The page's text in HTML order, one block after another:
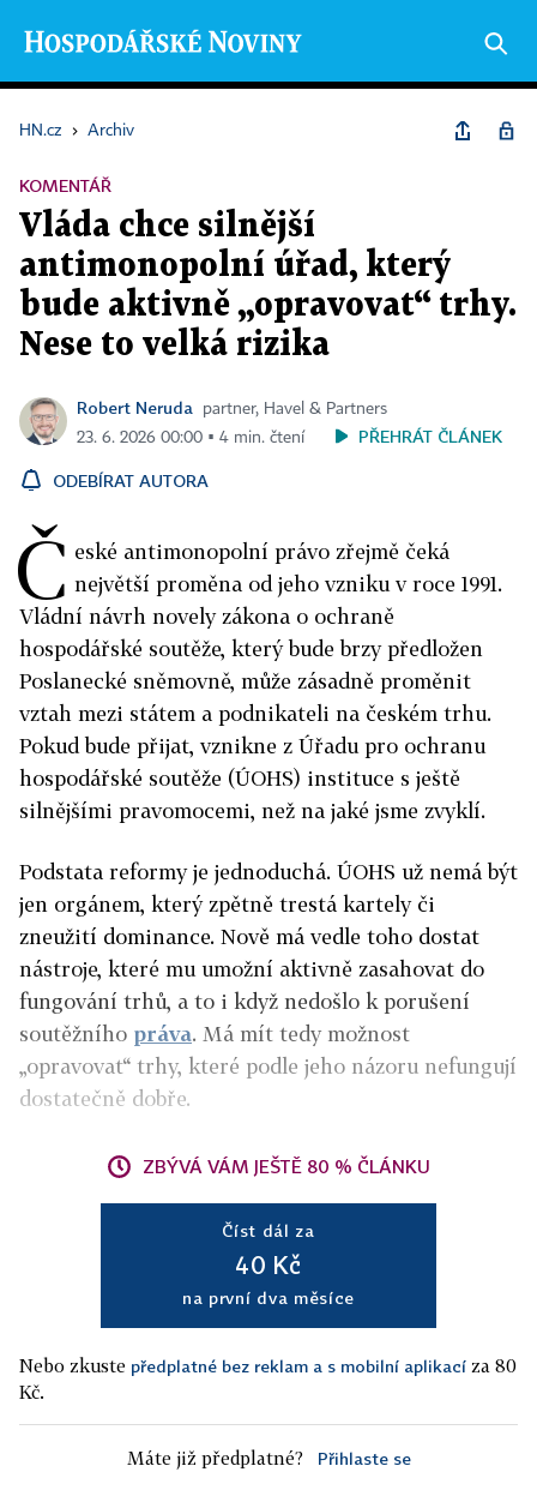
HN.cz › Archiv
KOMENTÁŘ
Vláda chce silnější
antimonopolní úřad, který
bude aktivně „opravovat“ trhy.
Nese to velká rizika
Robert Neruda
partner, Havel & Partners
23. 6. 2026 00:00 ▪ 4 min. čtení
PŘEHRÁT ČLÁNEK
ODEBÍRAT AUTORA
Č eské antimonopolní právo zřejmě čeká
největší proměna od jeho vzniku v roce 1991.
Vládní návrh novely zákona o ochraně
hospodářské soutěže, který bude brzy předložen
Poslanecké sněmovně, může zásadně proměnit
vztah mezi státem a podnikateli na českém trhu.
Pokud bude přijat, vznikne z Úřadu pro ochranu
hospodářské soutěže (ÚOHS) instituce s ještě
silnějšími pravomocemi, než na jaké jsme zvyklí.
Podstata reformy je jednoduchá. ÚOHS už nemá být
jen orgánem, který zpětně trestá kartely či
zneužití dominance. Nově má vedle toho dostat
nástroje, které mu umožní aktivně zasahovat do
fungování trhů, a to i když nedošlo k porušení
soutěžního práva. Má mít tedy možnost
„opravovat“ trhy, které podle jeho názoru nefungují
dostatečně dobře.
ZBÝVÁ VÁM JEŠTĚ 80 % ČLÁNKU
Číst dál za
40 Kč
na první dva měsíce
Nebo zkuste předplatné bez reklam a s mobilní aplikací za 80
Kč.
Máte již předplatné? Přihlaste se